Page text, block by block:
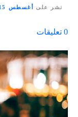
نشر على أغسطس 15, 2024
0 تعليقات
ى
٪
s